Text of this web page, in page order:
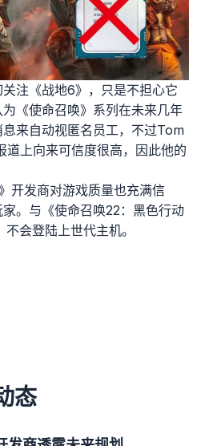
注《战地6》，只是不担心它
《使命召唤》系列在未来几年
来自动视匿名员工，不过Tom
上向来可信度很高，因此他的
开发商对游戏质量也充满信
。与《使命召唤22：黑色行动
会登陆上世代主机。
态